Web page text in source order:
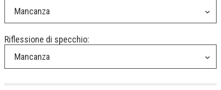
Mancanza
Riflessione di specchio:
Mancanza